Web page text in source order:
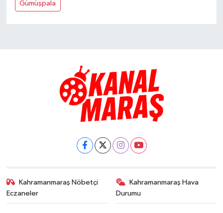
Gümüşpala
Kahramanmaraş Nöbetçi
Eczaneler
Kahramanmaraş Hava
Durumu